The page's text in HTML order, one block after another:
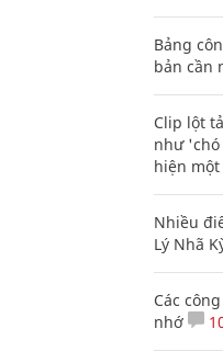
Bảng
bản cần
Clip lột
như
hiện
Nhiều
Lý Nhã
Các
nhớ